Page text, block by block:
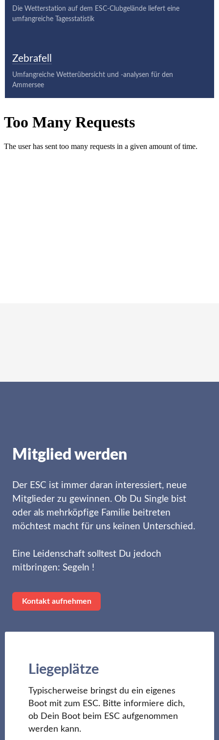
Die Wetterstation auf dem ESC-Clubgelände liefert eine
umfangreiche Tagesstatistik
Zebrafell
Umfangreiche Wetterübersicht und -analysen für den
Ammersee
Mitglied werden
Der ESC ist immer daran interessiert, neue
Mitglieder zu gewinnen. Ob Du Single bist
oder als mehrköpfige Familie beitreten
möchtest macht für uns keinen Unterschied.
Eine Leidenschaft solltest Du jedoch
mitbringen: Segeln !
Kontakt aufnehmen
Liegeplätze
Typischerweise bringst du ein eigenes
Boot mit zum ESC. Bitte informiere dich,
ob Dein Boot beim ESC aufgenommen
werden kann.